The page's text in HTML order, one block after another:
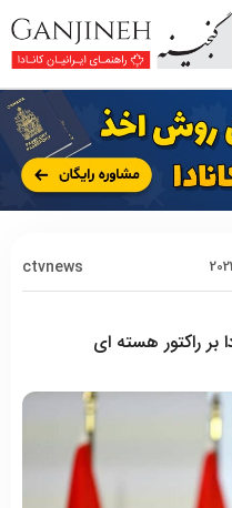
ctvnews
بر راکتور هسته ای